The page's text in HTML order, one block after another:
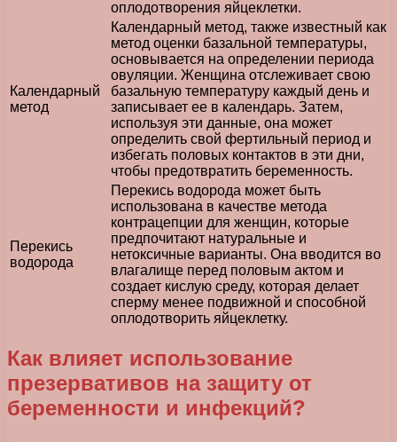
оплодотворения яйцеклетки.
Календарный
метод
Календарный метод, также известный как
метод оценки базальной температуры,
основывается на определении периода
овуляции. Женщина отслеживает свою
базальную температуру каждый день и
записывает ее в календарь. Затем,
используя эти данные, она может
определить свой фертильный период и
избегать половых контактов в эти дни,
чтобы предотвратить беременность.
Перекись
водорода
Перекись водорода может быть
использована в качестве метода
контрацепции для женщин, которые
предпочитают натуральные и
нетоксичные варианты. Она вводится во
влагалище перед половым актом и
создает кислую среду, которая делает
сперму менее подвижной и способной
оплодотворить яйцеклетку.
Как влияет использование
презервативов на защиту от
беременности и инфекций?